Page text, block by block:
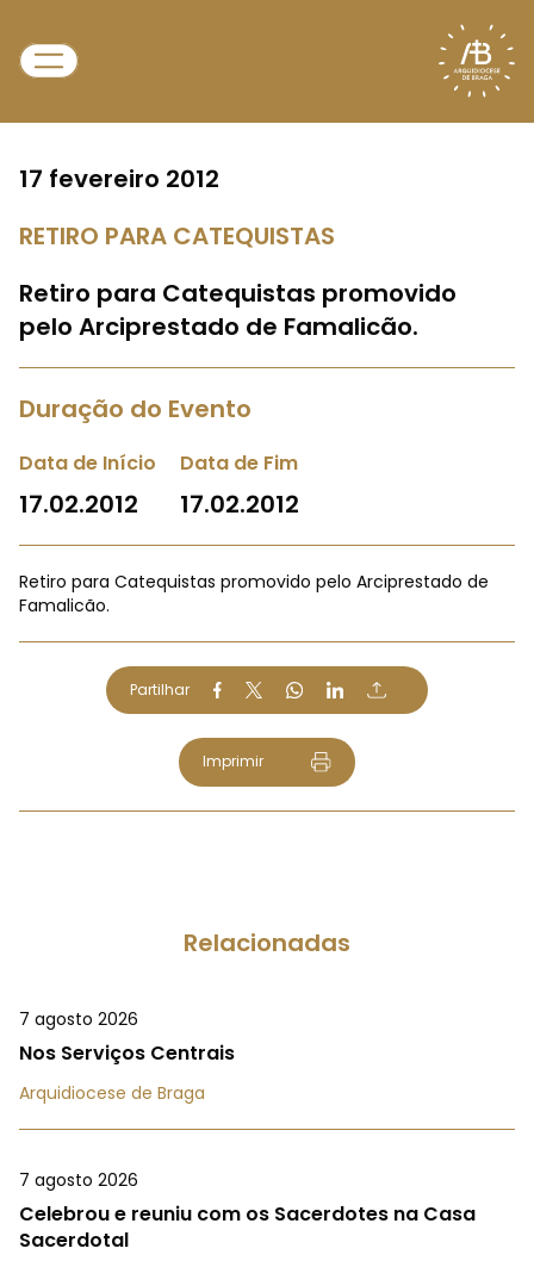
17 fevereiro 2012
RETIRO PARA CATEQUISTAS
Retiro para Catequistas promovido
pelo Arciprestado de Famalicão.
Duração do Evento
Data de Início
17.02.2012
Data de Fim
17.02.2012
Retiro para Catequistas promovido pelo Arciprestado de
Famalicão.
Partilhar
Imprimir
Relacionadas
7 agosto 2026
Nos Serviços Centrais
Arquidiocese de Braga
7 agosto 2026
Celebrou e reuniu com os Sacerdotes na Casa
Sacerdotal